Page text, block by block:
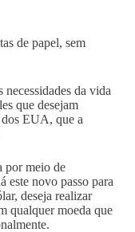
de papel, sem
necessidades da vida
que desejam
dos EUA, que a
por meio de
este novo passo para
deseja realizar
qualquer moeda que